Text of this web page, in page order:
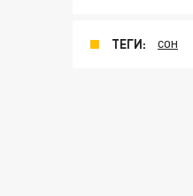
ТЕГИ: СОН